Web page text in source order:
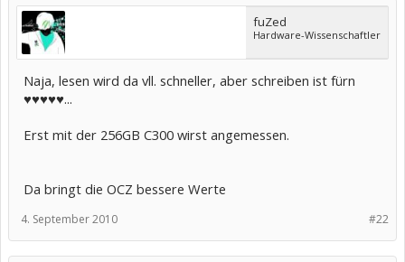
fuZed
Hardware-Wissenschaftler
Naja, lesen wird da vll. schneller, aber schreiben ist fürn
♥♥♥♥♥...
Erst mit der 256GB C300 wirst angemessen.
Da bringt die OCZ bessere Werte
#22
4. September 2010